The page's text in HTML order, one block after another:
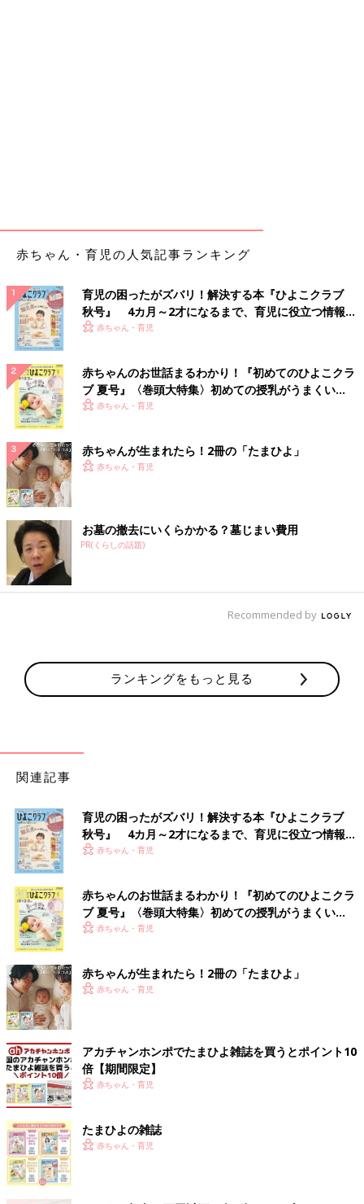
赤ちゃん・育児の人気記事ランキング
育児の困ったがズバリ！解決する本『ひよこクラブ
秋号』 4カ月～2才になるまで、育児に役立つ情報が
いっぱい！
赤ちゃん・育児
赤ちゃんのお世話まるわかり！『初めてのひよこクラ
ブ 夏号』〈巻頭大特集〉初めての授乳がうまくい
く！ おっぱい・ミルクの基本と夏のトラブル 解決テ
赤ちゃん・育児
赤ちゃんが生まれたら！2冊の「たまひよ」
赤ちゃん・育児
お墓の撤去にいくらかかる？墓じまい費用
PR(くらしの話題)
Recommended by
ランキングをもっと見る
関連記事
育児の困ったがズバリ！解決する本『ひよこクラブ
秋号』 4カ月～2才になるまで、育児に役立つ情報が
いっぱい！
赤ちゃん・育児
赤ちゃんのお世話まるわかり！『初めてのひよこクラ
ブ 夏号』〈巻頭大特集〉初めての授乳がうまくい
く！ おっぱい・ミルクの基本と夏のトラブル 解決テ
赤ちゃん・育児
赤ちゃんが生まれたら！2冊の「たまひよ」
赤ちゃん・育児
アカチャンホンポでたまひよ雑誌を買うとポイント10
倍【期間限定】
赤ちゃん・育児
たまひよの雑誌
赤ちゃん・育児